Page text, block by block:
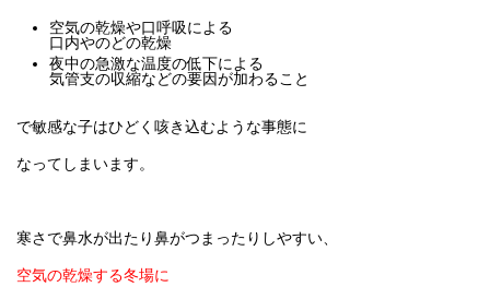
空気の乾燥や口呼吸による
口内やのどの乾燥
夜中の急激な温度の低下による
気管支の収縮などの要因が加わること
で敏感な子はひどく咳き込むような事態に
なってしまいます。
寒さで鼻水が出たり鼻がつまったりしやすい、
空気の乾燥する冬場に